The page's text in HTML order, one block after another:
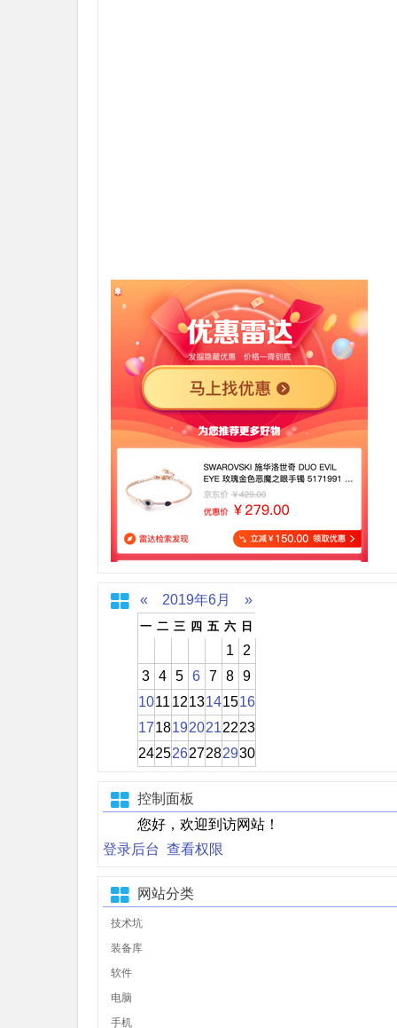
« 2019年6月 »
一 二 三 四 五 六 日
1
2
3
4 5 6 7 8
9
1011 1213141516
17181920212223
24252627282930
控制面板
您好，欢迎到访网站！
登录后台 查看权限
网站分类
技术坑
装备库
软件
电脑
手机